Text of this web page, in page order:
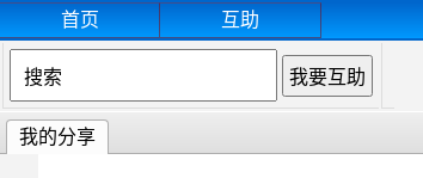
首页 互助
我的分享